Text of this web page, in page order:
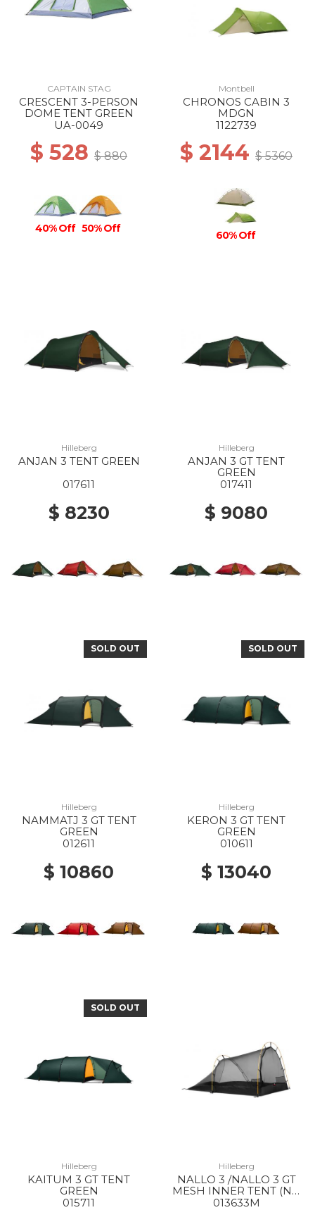
CAPTAIN STAG
CRESCENT 3-PERSON
DOME TENT GREEN
UA-0049
$ 528 $ 880
40% Off 50% Off
Montbell
CHRONOS CABIN 3
MDGN
1122739
$ 2144 $ 5360
60% Off
Hilleberg
ANJAN 3 TENT GREEN
017611
$ 8230
Hilleberg
ANJAN 3 GT TENT
GREEN
017411
$ 9080
SOLD OUT
Hilleberg
NAMMATJ 3 GT TENT
GREEN
012611
$ 10860
SOLD OUT
Hilleberg
KERON 3 GT TENT
GREEN
010611
$ 13040
SOLD OUT
Hilleberg
KAITUM 3 GT TENT
GREEN
015711
Hilleberg
NALLO 3 /NALLO 3 GT
MESH INNER TENT (NO
POLES) --
013633M